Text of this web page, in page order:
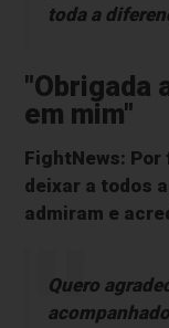
toda a
"Obrigada
em mim"
FightNews:
deixar a todos
admiram e
Quero